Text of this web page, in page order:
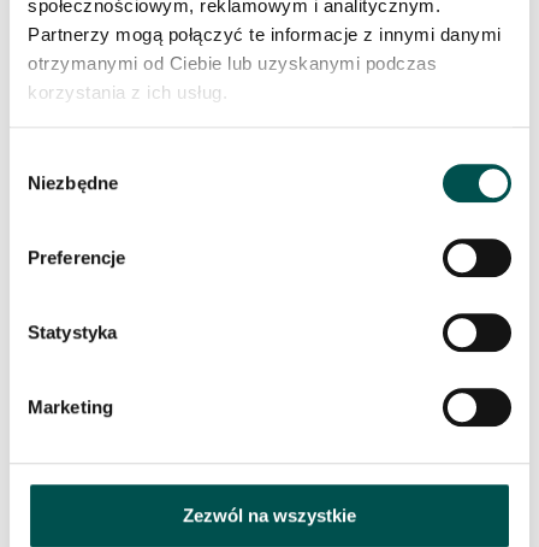
społecznościowym, reklamowym i analitycznym.
Partnerzy mogą połączyć te informacje z innymi danymi
otrzymanymi od Ciebie lub uzyskanymi podczas
korzystania z ich usług.
zgody
Niezbędne
Preferencje
Statystyka
Marketing
Zezwól na wszystkie